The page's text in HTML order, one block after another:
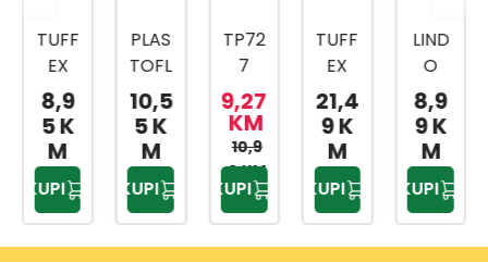
TUFF
EX
KANT
A ZA
SME
ĆE
25L
TP22
34
8,9
5 K
M
KUPI
PLAS
TOFL
EX
KANT
A ZA
SME
ĆE
24L
10,5
5 K
M
KUPI
TP72
7
KANT
A ZA
KUHI
NJSK
I
OTP
AD
9,27
KM
10,9
0 KM
KUPI
TUFF
EX
TP22
04
KANT
A ZA
SME
ĆE
NO:4
21,4
9 K
M
KUPI
LIND
O
KANT
A
SVIJE
TLO
SIVA
12L
8,9
9 K
M
KUPI